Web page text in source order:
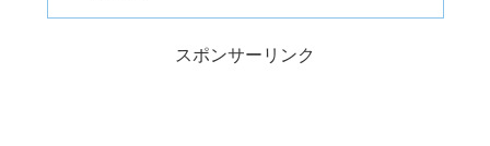
スポンサーリンク